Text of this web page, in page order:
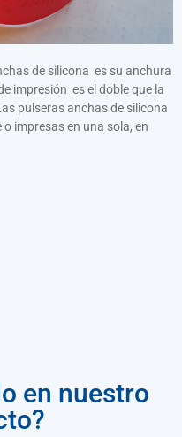
de silicona es su anchura
impresión es el doble que la
pulseras anchas de silicona
impresas en una sola, en
en nuestro